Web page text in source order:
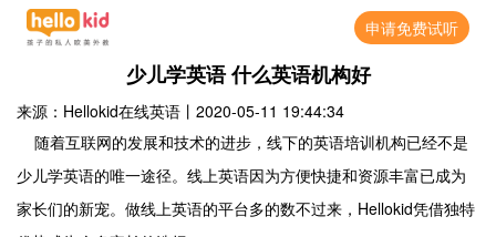
申请免费试听
少儿学英语 什么英语机构好
来源：Hellokid在线英语 丨 2020-05-11 19:44:34
随着互联网的发展和技术的进步，线下的英语培训机构已经不是
少儿学英语的唯一途径。线上英语因为方便快捷和资源丰富已成为
家长们的新宠。做线上英语的平台多的数不过来， Hellokid凭借独特